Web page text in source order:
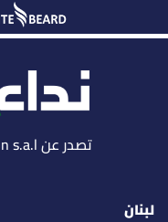
تصدر عن Lebanese Media Production s.a.l
لبنان